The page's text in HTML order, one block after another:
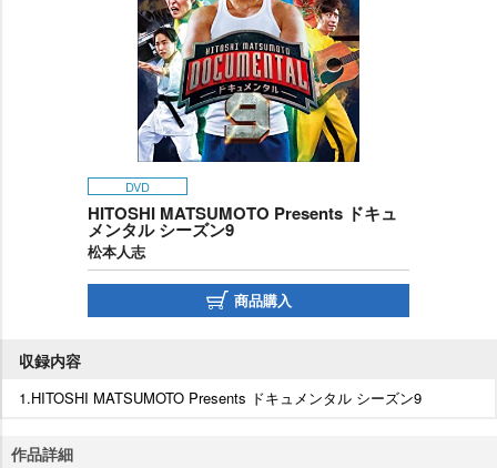
DVD
HITOSHI MATSUMOTO Presents ドキュ
メンタル シーズン9
松本人志
商品購入
収録内容
1.HITOSHI MATSUMOTO Presents ドキュメンタル シーズン9
作品詳細